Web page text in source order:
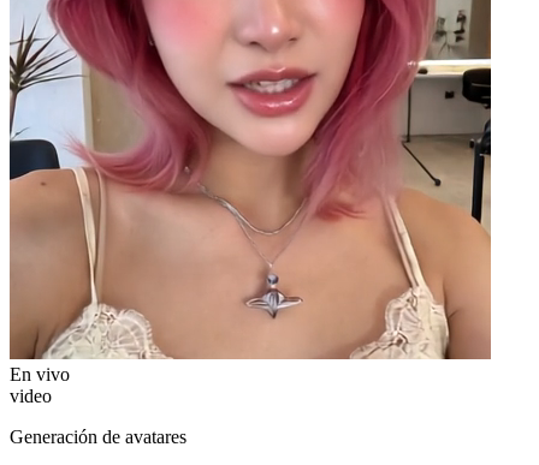
En vivo
video
Generación de avatares